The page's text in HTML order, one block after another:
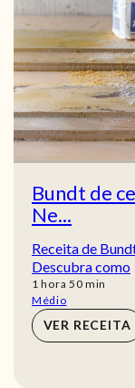
Bundt de
Ne...
Receita de
Descubra como
1 hora
hora 50min
min
Médio
VER RECEITA